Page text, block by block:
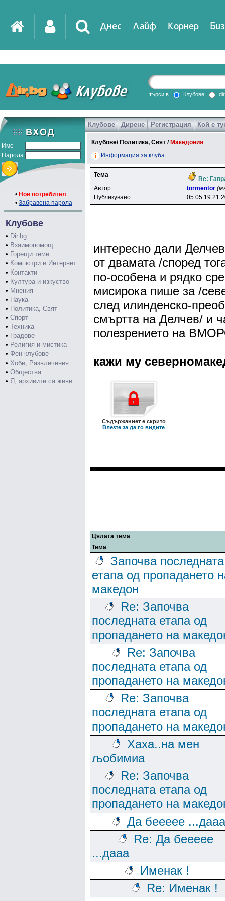
Днес Лайф Корнер
DirTV Impressio
Games
търси в Клубове
Име
Парола
• Нов потребител
• Забравена парола
Клубове
• Dir.bg
• Взаимопомощ
• Горещи теми
• Компютри и Интернет
• Контакти
• Култура и изкуство
• Мнения
• Наука
• Политика, Свят
• Спорт
• Техника
• Градове
• Религия и мистика
• Фен клубове
• Хоби, Развлечения
• Общества
• Я, архивите са живи
Клубове Дирене Регистрация Кой е
Клубове/ Политика, Свят / Македония
Информация за клуба
Тема
Re:
Автор
tormentor
Публикувано
05.05.19
интересно дали
от двамата /според
по-особена и рядко
мисирока пише за /
след илинденско-
смъртта на Делчев/ и
полезрението на
кажи му
Съдържаниет е скрито
Влезте за да го видите
Цялата тема
Тема
Започва последната
етапа од пропадането
македон
Re: Започва
последната етапа од
пропадането на
Re: Започва
последната етапа од
пропадането на
Re: Започва
последната етапа од
пропадането на
Хаха..на мен
љобимиа
Re: Започва
последната етапа од
пропадането на
Да беееее ...дааа
Re: Да беееее
...дааа
Именак !
Re: Именак !